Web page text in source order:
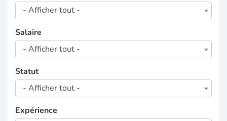
- Afficher tout -
Salaire
- Afficher tout -
Statut
- Afficher tout -
Expérience